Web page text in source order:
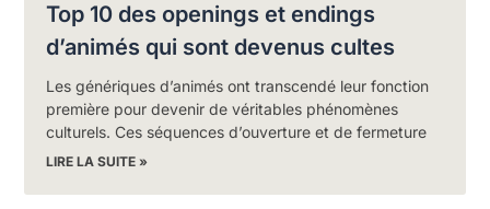
Top 10 des openings et endings
d’animés qui sont devenus cultes
Les génériques d’animés ont transcendé leur fonction
première pour devenir de véritables phénomènes
culturels. Ces séquences d’ouverture et de fermeture
LIRE LA SUITE »